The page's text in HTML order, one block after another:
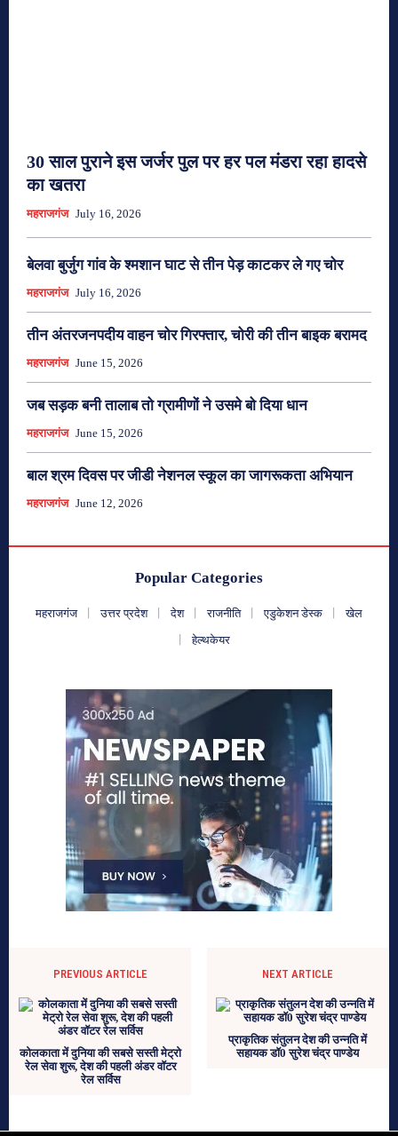
30 साल पुराने इस जर्जर पुल पर हर पल मंडरा रहा हादसे
का खतरा
महराजगंज July 16, 2026
बेलवा बुर्जुग गांव के श्मशान घाट से तीन पेड़ काटकर ले गए चोर
महराजगंज July 16, 2026
तीन अंतरजनपदीय वाहन चोर गिरफ्तार, चोरी की तीन बाइक बरामद
महराजगंज June 15, 2026
जब सड़क बनी तालाब तो ग्रामीणों ने उसमे बो दिया धान
महराजगंज June 15, 2026
बाल श्रम दिवस पर जीडी नेशनल स्कूल का जागरूकता अभियान
महराजगंज June 12, 2026
Popular Categories
महराजगंज उत्तर प्रदेश देश राजनीति एडुकेशन डेस्क
खेल
हेल्थकेयर
PREVIOUS ARTICLE
कोलकाता में दुनिया की सबसे सस्ती मेट्रो
रेल सेवा शुरू, देश की पहली अंडर वॉटर
रेल सर्विस
NEXT ARTICLE
प्राकृतिक संतुलन देश की उन्नति में
सहायक डॉ0 सुरेश चंद्र पाण्डेय